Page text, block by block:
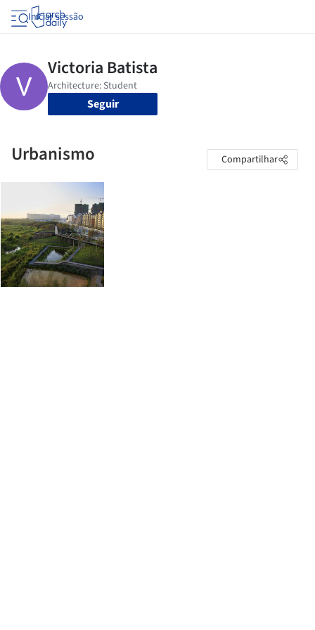
Iniciar sessão
Seguir
Urbanismo Compartilhar